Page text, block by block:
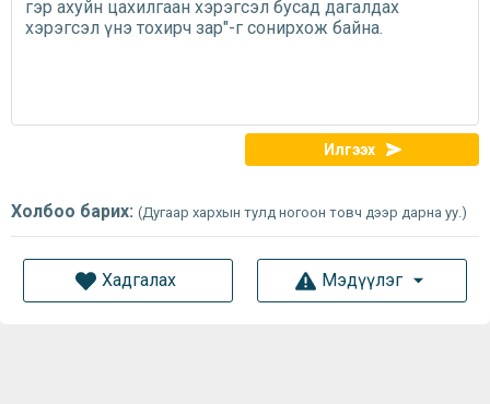
Илгээх
Холбоо барих: (Дугаар хархын тулд ногоон товч дээр дарна уу.)
Хадгалах Мэдүүлэг